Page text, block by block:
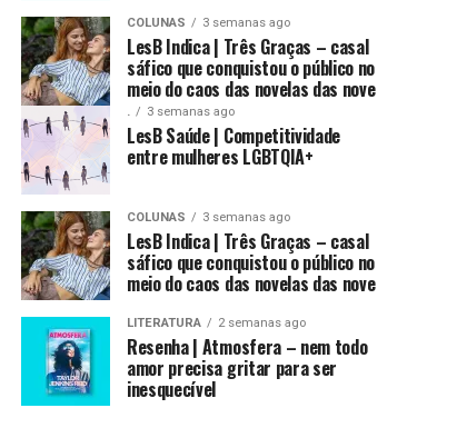
COLUNAS 3 semanas ago
LesB Indica | Três Graças – casal
sáfico que conquistou o público no
meio do caos das novelas das nove
. 3 semanas ago
LesB Saúde | Competitividade
entre mulheres LGBTQIA+
COLUNAS 3 semanas ago
LesB Indica | Três Graças – casal
sáfico que conquistou o público no
meio do caos das novelas das nove
LITERATURA 2 semanas ago
Resenha | Atmosfera – nem todo
amor precisa gritar para ser
inesquecível